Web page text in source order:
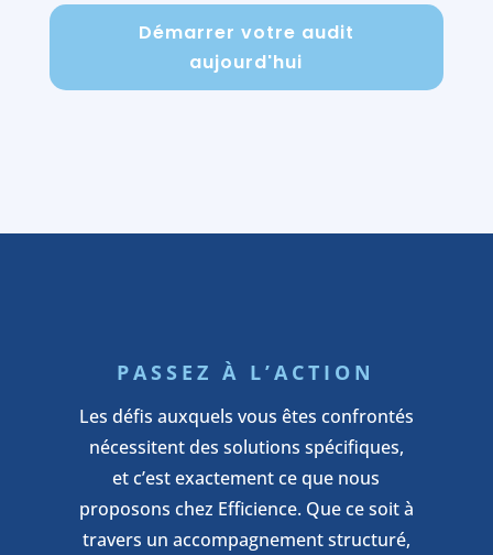
Démarrer votre audit
aujourd'hui
PASSEZ À L’ACTION
Les défis auxquels vous êtes confrontés
nécessitent des solutions spécifiques,
et c’est exactement ce que nous
proposons chez Efficience. Que ce soit à
travers un accompagnement structuré,